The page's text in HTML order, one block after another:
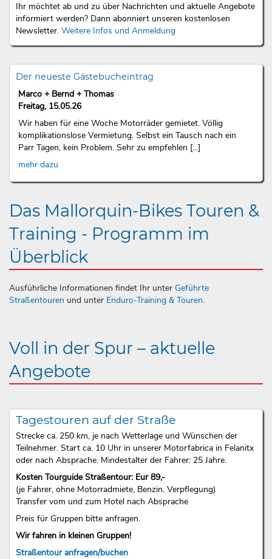
Ihr möchtet ab und zu über Nachrichten und aktuelle Angebote
informiert werden? Dann abonniert unseren kostenlosen
Newsletter. Weitere Infos und Anmeldung
Der neueste Gästebucheintrag
Marco + Bernd + Thomas
Freitag, 15.05.26
Wir haben für eine Woche Motorräder gemietet. Völlig
komplikationslose Vermietung. Selbst ein Tausch nach ein
Parr Tagen, kein Problem. Sehr zu empfehlen [...]
mehr dazu
Das Mallorquin-Bikes Touren &
Training - Programm im
Überblick
Ausführliche Informationen findet Ihr unter Geführte
Straßentouren und unter Enduro-Training & Touren.
Voll in der Spur – aktuelle
Angebote
Tagestouren auf der Straße
Strecke ca. 250 km, je nach Wetterlage und Wünschen der
Teilnehmer. Start ca. 10 Uhr in unserer Motorfabrica in Felanitx
oder nach Absprache. Mindestalter der Fahrer: 25 Jahre.
Kosten Tourguide Straßentour: Eur 89,-
(je Fahrer, ohne Motorradmiete, Benzin, Verpflegung)
Transfer vom und zum Hotel nach Absprache
Preis für Gruppen bitte anfragen.
Wir fahren in kleinen Gruppen!
Straßentour anfragen/buchen